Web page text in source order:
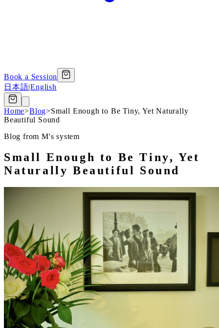
Book a Session
日本語|English
Home>Blog>Small Enough to Be Tiny, Yet Naturally
Beautiful Sound
Blog from M's system
Small Enough to Be Tiny, Yet
Naturally Beautiful Sound